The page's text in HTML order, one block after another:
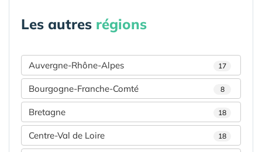
Les autres régions
Auvergne-Rhône-Alpes 17
Bourgogne-Franche-Comté 8
Bretagne 18
Centre-Val de Loire 18